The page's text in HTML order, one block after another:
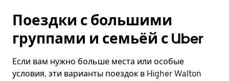
Поездки с большими
группами и семьёй с Uber
Если вам нужно больше места или особые
условия, эти варианты поездок в Higher Walton